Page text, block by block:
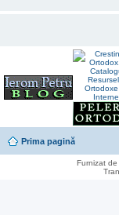
Prima pagină
Furnizat